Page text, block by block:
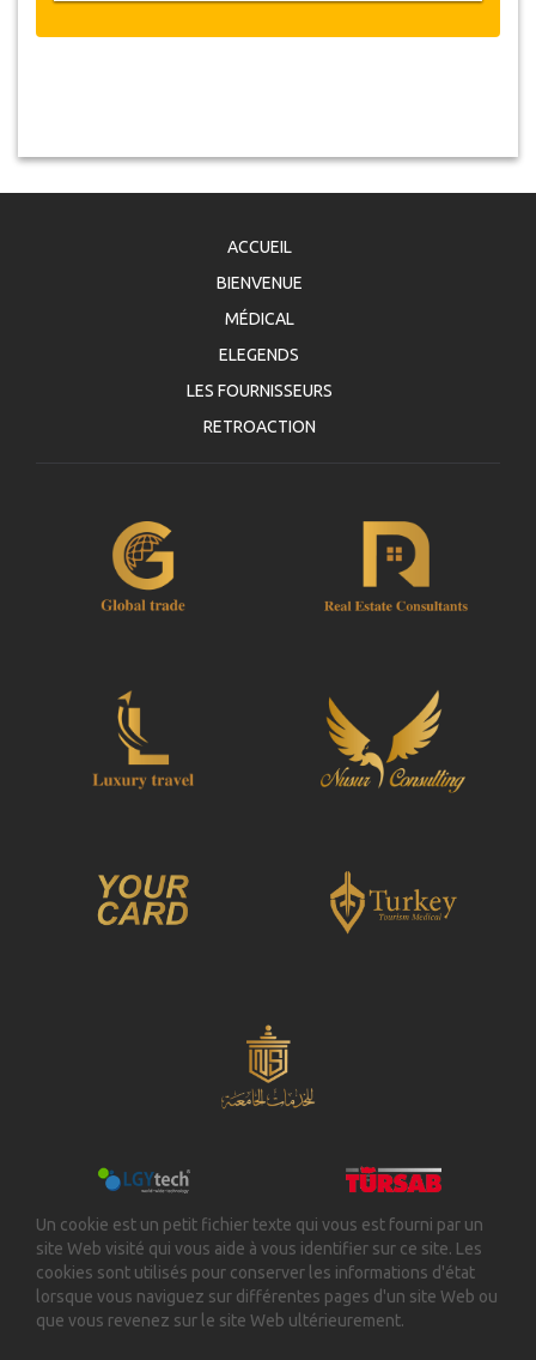
ACCUEIL
BIENVENUE
MÉDICAL
ELEGENDS
LES FOURNISSEURS
RETROACTION
Un cookie est un petit fichier texte qui vous est fourni par un
site Web visité qui vous aide à vous identifier sur ce site. Les
cookies sont utilisés pour conserver les informations d'état
lorsque vous naviguez sur différentes pages d'un site Web ou
que vous revenez sur le site Web ultérieurement.